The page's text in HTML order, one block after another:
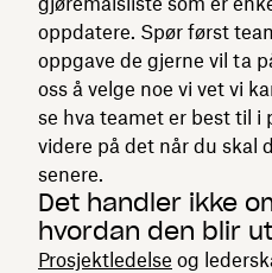
oppdatere. Spør først
oppgave de gjerne vil ta
oss å velge noe vi vet vi
se hva teamet er best til i
videre på det når du skal
senere.
Det handler ikke
hvordan den blir
Prosjektledelse og